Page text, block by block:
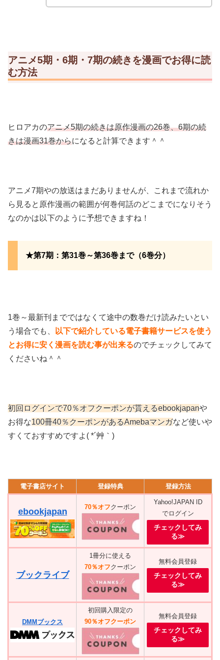
アニメ5期・6期・7期の続きを漫画でお得に読
む方法
ヒロアカのアニメ5期の続きは原作漫画の26巻、6期の続
きは漫画31巻からになると計算できます＾＾
アニメ7期やの放送はまだありませんが、これまで流れか
ら見ると原作漫画の範囲が何巻何話のどこまでになりそう
なのかは以下のように予想できますね！
★第7期：第31巻～第36巻まで（6巻分）
1巻～最新刊までではなくて途中の数巻だけ読みたいとい
う場合でも、
以下で紹介している電子書籍サービスを使う
とお得に安く漫画を読む事が出来るのでチェックしてみて
くださいね＾＾
初回ログインで70％オフクーポンが貰えるebookjapanや
お得な100冊40％クーポンがあるAmebaマンガなど使いや
すくておすすめですよ( *´艸｀)
電子書店サイト 登録特典 登録方法
ebookjapan 70％オフクーポン
Yahoo!JAPAN ID
でログイン
チェックしてみ
る≫
ブックライブ
1冊分に使える
70％オフクーポン
無料会員登録
チェックしてみ
る≫
DMMブックス
初回購入限定の
90％オフクーポン
無料会員登録
チェックしてみ
る≫